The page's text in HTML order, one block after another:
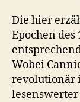
Die hier
Epochen des
Wobei
revolutionär
lesenswerter